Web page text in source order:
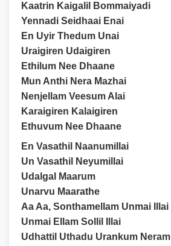
Kaatrin Kaigalil Bommaiyadi
Yennadi Seidhaai Enai
En Uyir Thedum Unai
Uraigiren Udaigiren
Ethilum Nee Dhaane
Mun Anthi Nera Mazhai
Nenjellam Veesum Alai
Karaigiren Kalaigiren
Ethuvum Nee Dhaane
En Vasathil Naanumillai
Un Vasathil Neyumillai
Udalgal Maarum
Unarvu Maarathe
Aa Aa, Sonthamellam Unmai Illai
Unmai Ellam Sollil Illai
Udhattil Uthadu Urankum Neram